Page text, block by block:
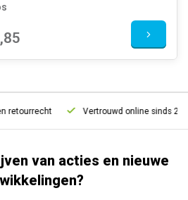
Vertrouwd online sinds 2006
van acties en nieuwe